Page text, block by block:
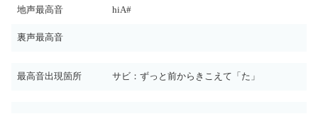
地声最高音 hiA#
裏声最高音
最高音出現箇所 サビ：ずっと前からきこえて「た」